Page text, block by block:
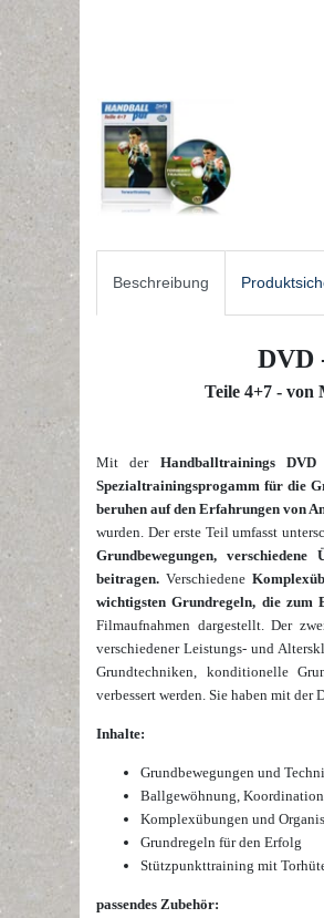
Beschreibung
DVD
Teile 4+7 -
Mit der Handballtrainings
Spezialtrainingsprogamm für die
beruhen auf den Erfahrungen von
wurden. Der erste Teil umfasst
Grundbewegungen,
beitragen. Verschiedene
wichtigsten Grundregeln, die zum
Filmaufnahmen dargestellt. Der
verschiedener Leistungs- und
Grundtechniken, konditionelle
verbessert werden. Sie haben mit
Inhalte:
Grundbewegungen und
Ballgewöhnung,
Komplexübungen und
Grundregeln für den Erfolg
Stützpunkttraining mit
passendes Zubehör: